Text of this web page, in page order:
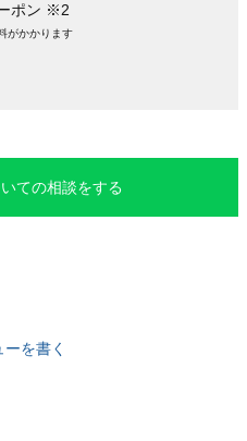
ポン ※2
がかかります
ての相談をする
ーを書く